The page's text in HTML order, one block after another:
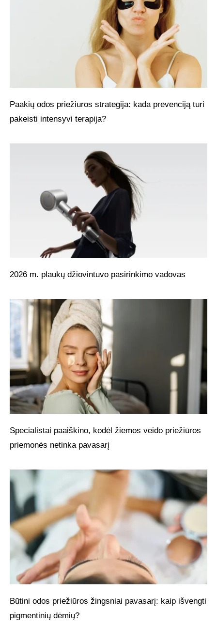
Paakių odos priežiūros strategija: kada prevenciją turi
pakeisti intensyvi terapija?
2026 m. plaukų džiovintuvo pasirinkimo vadovas
Specialistai paaiškino, kodėl žiemos veido priežiūros
priemonės netinka pavasarį
Būtini odos priežiūros žingsniai pavasarį: kaip išvengti
pigmentinių dėmių?